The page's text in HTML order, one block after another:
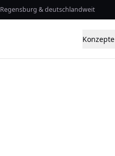
Regensburg & deutschlandweit
Konzepte